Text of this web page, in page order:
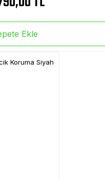
Ekle